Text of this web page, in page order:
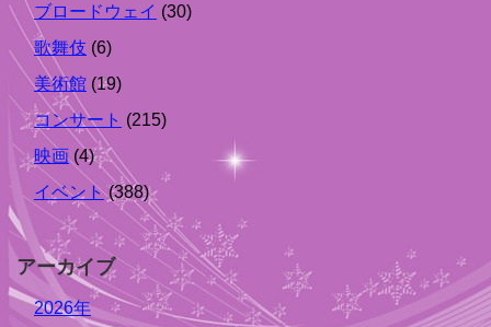
ブロードウェイ (30)
歌舞伎 (6)
美術館 (19)
コンサート (215)
映画(4)
イベント(388)
アーカイブ
2026年